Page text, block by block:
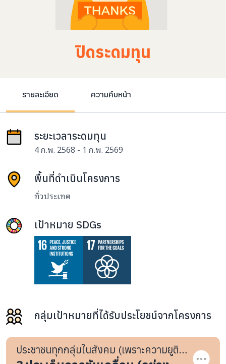
ปิดระดมทุน
รายละเอียด ความคืบหน้า
ระยะเวลาระดมทุน
4 ก.พ. 2568 - 1 ก.พ. 2569
พื้นที่ดำเนินโครงการ
ทั่วประเทศ
เป้าหมาย SDGs
กลุ่มเป้าหมายที่ได้รับประโยชน์จากโครงการ
ประชาชนทุกกลุ่มในสังคม (เพราะความยูติ